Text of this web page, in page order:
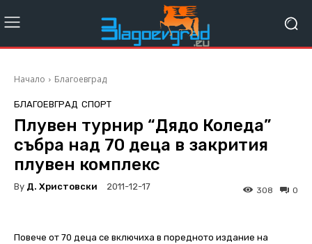
Начало Благоевград
БЛАГОЕВГРАД СПОРТ
Плувен турнир “Дядо Коледа”
събра над 70 деца в закрития
плувен комплекс
By Д. Христовски 2011-12-17 0
308
Повече от 70 деца се включиха в поредното издание на